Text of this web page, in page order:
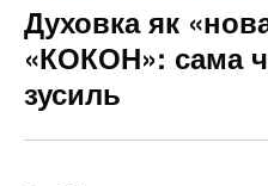
Духовка як
«КОКОН»: сама
зусиль